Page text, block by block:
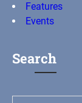
Features
Events
Search